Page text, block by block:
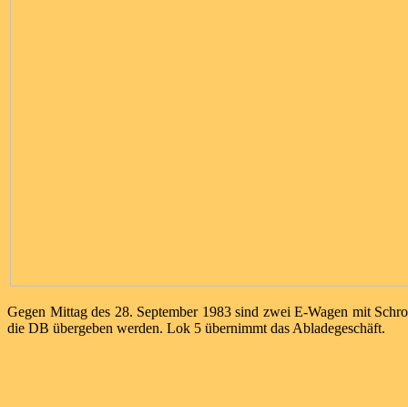
Gegen Mittag des 28. September 1983 sind zwei E-Wagen mit
die DB übergeben werden. Lok 5 übernimmt das Abladegeschäft.